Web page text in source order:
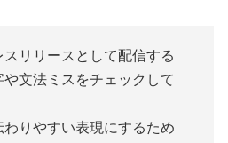
リリースとして配信する
文法ミスをチェックして
わりやすい表現にするため